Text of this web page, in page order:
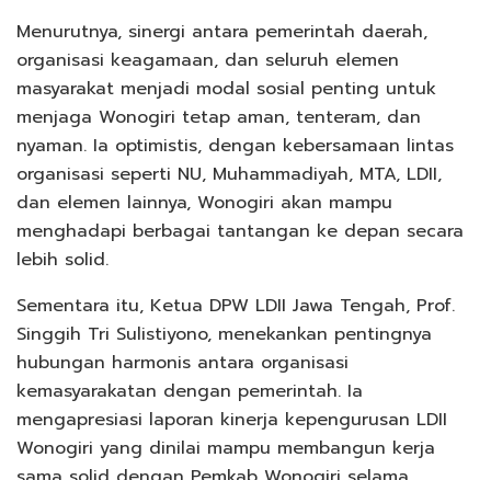
Menurutnya, sinergi antara pemerintah daerah,
organisasi keagamaan, dan seluruh elemen
masyarakat menjadi modal sosial penting untuk
menjaga Wonogiri tetap aman, tenteram, dan
nyaman. Ia optimistis, dengan kebersamaan lintas
organisasi seperti NU, Muhammadiyah, MTA, LDII,
dan elemen lainnya, Wonogiri akan mampu
menghadapi berbagai tantangan ke depan secara
lebih solid.
Sementara itu, Ketua DPW LDII Jawa Tengah, Prof.
Singgih Tri Sulistiyono, menekankan pentingnya
hubungan harmonis antara organisasi
kemasyarakatan dengan pemerintah. Ia
mengapresiasi laporan kinerja kepengurusan LDII
Wonogiri yang dinilai mampu membangun kerja